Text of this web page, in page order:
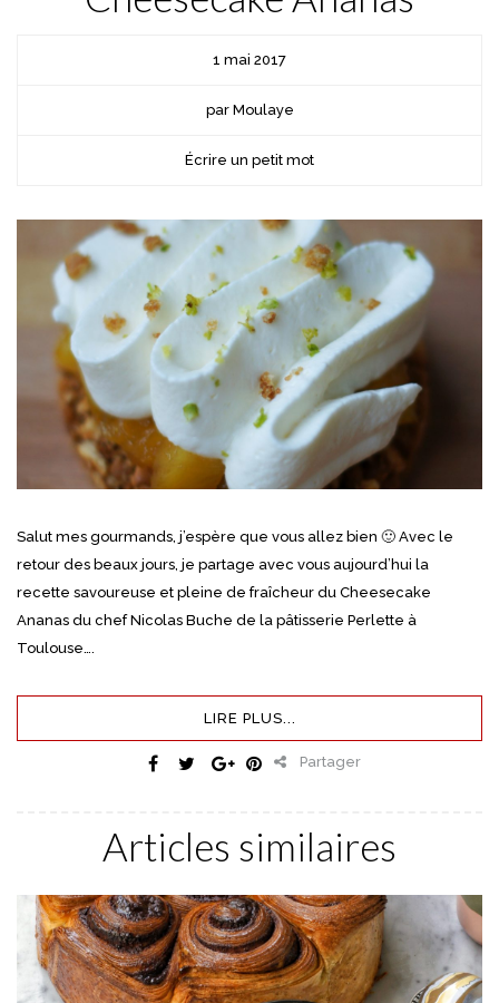
1 mai 2017
par Moulaye
Écrire un petit mot
Salut mes gourmands, j’espère que vous allez bien 🙂 Avec le
retour des beaux jours, je partage avec vous aujourd’hui la
recette savoureuse et pleine de fraîcheur du Cheesecake
Ananas du chef Nicolas Buche de la pâtisserie Perlette à
Toulouse….
LIRE PLUS...
Partager
Articles similaires